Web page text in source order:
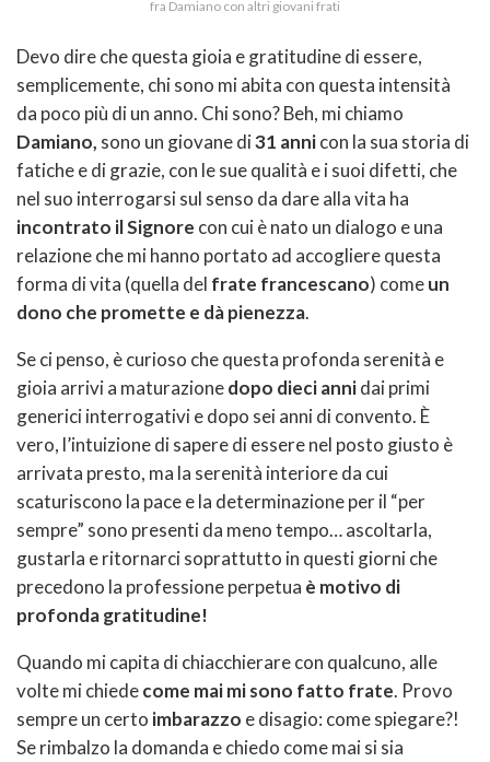
fra Damiano con altri giovani frati
Devo dire che questa gioia e gratitudine di essere,
semplicemente, chi sono mi abita con questa intensità
da poco più di un anno. Chi sono? Beh, mi chiamo
Damiano, sono un giovane di31 annicon la sua storia di
fatiche e di grazie, con le sue qualità e i suoi difetti, che
nel suo interrogarsi sul senso da dare alla vita ha
incontrato il Signore con cui è nato un dialogo e una
relazione che mi hanno portato ad accogliere questa
forma di vita (quella del frate francescano) comeun
dono che promette e dà pienezza.
Se ci penso, è curioso che questa profonda serenità e
gioia arrivi a maturazionedopo dieci annidai primi
generici interrogativi e dopo sei anni di convento. È
vero, l’intuizione di sapere di essere nel posto giusto è
arrivata presto, ma la serenità interiore da cui
scaturiscono la pace e la determinazione per il “per
sempre” sono presenti da meno tempo… ascoltarla,
gustarla e ritornarci soprattutto in questi giorni che
precedono la professione perpetua è motivo di
profonda gratitudine!
Quando mi capita di chiacchierare con qualcuno, alle
volte mi chiedecome mai mi sono fatto frate. Provo
sempre un certo imbarazzo e disagio: come spiegare?!
Se rimbalzo la domanda e chiedo come mai si sia